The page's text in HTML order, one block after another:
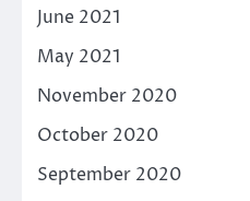
June 2021
May 2021
November 2020
October 2020
September 2020